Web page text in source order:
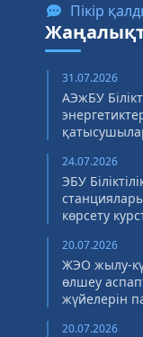
Пікір
31.07.2026
АЭжБУ
24.07.2026
ЭБУ
көрсету
20.07.2026
ЖЭО жылу-
өлшеу
жүйелерін
20.07.2026